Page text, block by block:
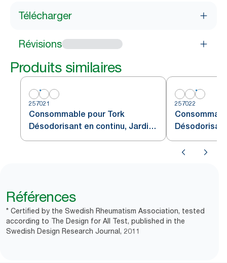
Télécharger
Révisions
Produits similaires
257021
Consommable pour Tork
Désodorisant en continu, Jardin
fleuri A3
257022
Références
* Certified by the Swedish Rheumatism Association, tested
according to The Design for All Test, published in the
Swedish Design Research Journal, 2011